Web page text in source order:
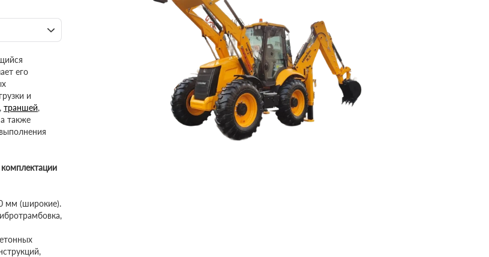
его
и
, траншей,
также
мм (широкие).